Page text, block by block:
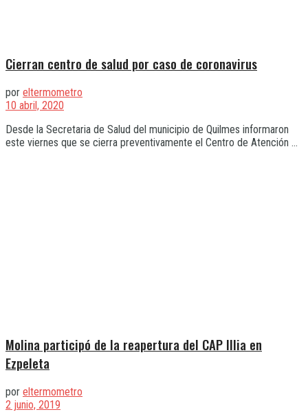
Cierran centro de salud por caso de coronavirus
por eltermometro
10 abril, 2020
Desde la Secretaria de Salud del municipio de Quilmes informaron
este viernes que se cierra preventivamente el Centro de Atención ...
Molina participó de la reapertura del CAP Illia en
Ezpeleta
por eltermometro
2 junio, 2019